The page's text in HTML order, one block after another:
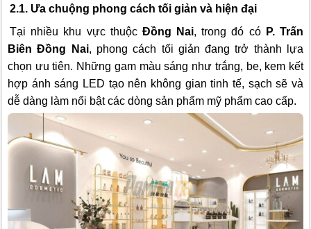
2.1. Ưa chuộng phong cách tối giản và hiện đại
Tại nhiều khu vực thuộc Đồng Nai, trong đó có P. Trấn
Biên Đồng Nai, phong cách tối giản đang trở thành lựa
chọn ưu tiên. Những gam màu sáng như trắng, be, kem kết
hợp ánh sáng LED tạo nên không gian tinh tế, sạch sẽ và
dễ dàng làm nổi bật các dòng sản phẩm mỹ phẩm cao cấp.